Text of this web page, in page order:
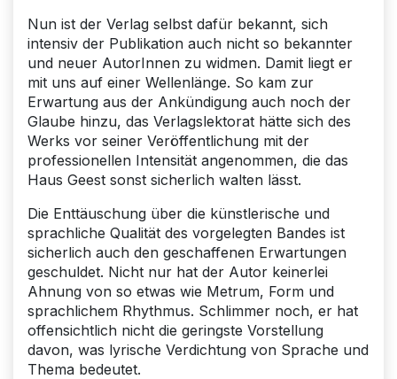
Nun ist der Verlag selbst dafür bekannt, sich
intensiv der Publikation auch nicht so bekannter
und neuer AutorInnen zu widmen. Damit liegt er
mit uns auf einer Wellenlänge. So kam zur
Erwartung aus der Ankündigung auch noch der
Glaube hinzu, das Verlagslektorat hätte sich des
Werks vor seiner Veröffentlichung mit der
professionellen Intensität angenommen, die das
Haus Geest sonst sicherlich walten lässt.
Die Enttäuschung über die künstlerische und
sprachliche Qualität des vorgelegten Bandes ist
sicherlich auch den geschaffenen Erwartungen
geschuldet. Nicht nur hat der Autor keinerlei
Ahnung von so etwas wie Metrum, Form und
sprachlichem Rhythmus. Schlimmer noch, er hat
offensichtlich nicht die geringste Vorstellung
davon, was lyrische Verdichtung von Sprache und
Thema bedeutet.